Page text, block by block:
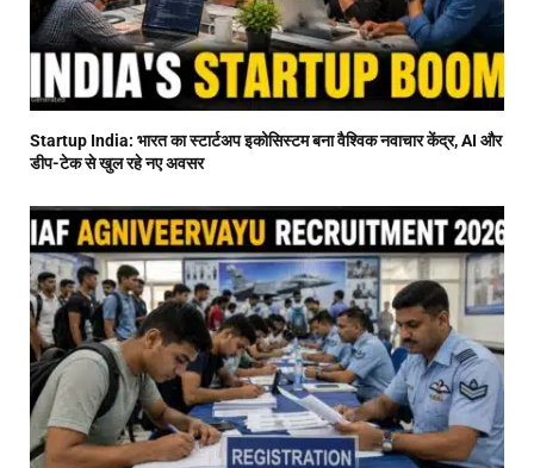
Startup India: भारत का स्टार्टअप इकोसिस्टम बना वैश्विक नवाचार केंद्र, AI और
डीप-टेक से खुल रहे नए अवसर